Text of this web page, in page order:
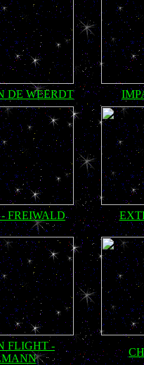
DE WEERDT
FREIWALD
FLIGHT -